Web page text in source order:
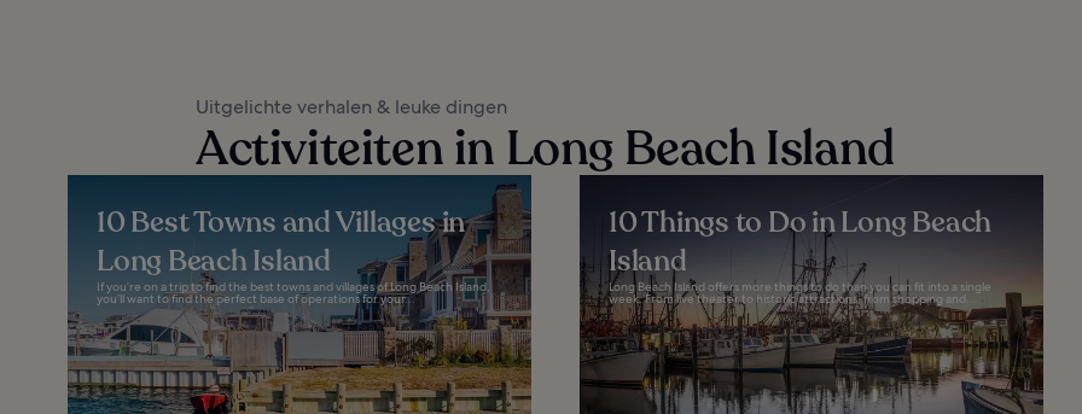
Uitgelichte verhalen & leuke dingen
Activiteiten in Long Beach Island
10 Best Towns and Villages in
Long Beach Island
If you’re on a trip to find the best towns and villages of Long Beach Island,
you’ll want to find the perfect base of operations for your...
10 Things to Do in Long Beach
Island
Long Beach Island offers more things to do than you can fit into a single
week. From live theater to historic attractions, from shopping and...